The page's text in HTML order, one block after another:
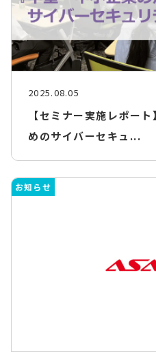
2025.08.05
【セミナー実施レポー
めのサイバーセキュ...
お知らせ